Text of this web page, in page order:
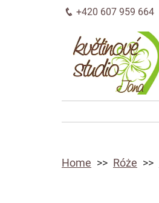
+420 607 959 664
Home Róże